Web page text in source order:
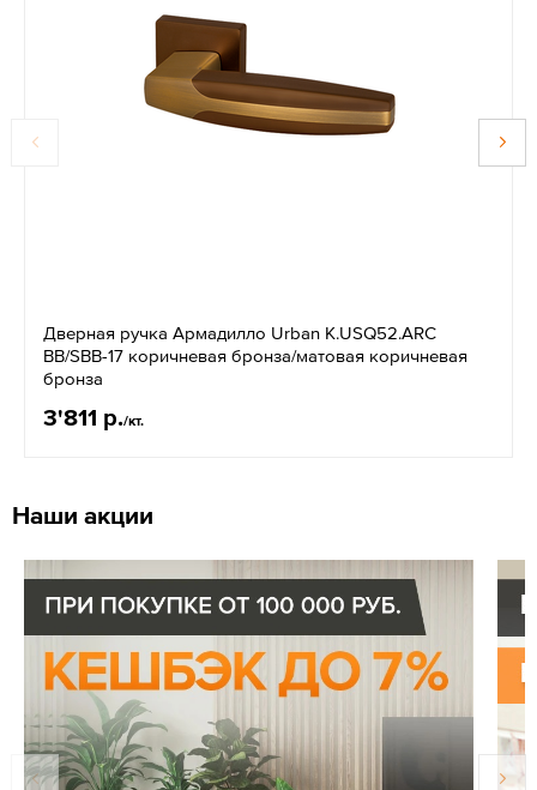
Дверная ручка Армадилло Urban K.USQ52.ARC
BB/SBB-17 коричневая бронза/матовая коричневая
бронза
3'811 р./кт.
Наши акции